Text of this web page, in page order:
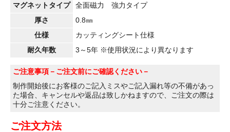
マグネットタイプ
全面磁力 強力タイプ
厚さ
0.8㎜
仕様
カッティングシート仕様
耐久年数
3～5年 ※使用状況により異なります
ご注意事項 －ご注文前にご確認ください－
制作開始後にお客様のご記入ミスやご記入漏れ等の不備があっ
た場合、キャンセルや返品は致しかねますので、ご注文の際は
十分ご注意ください。
ご注文方法